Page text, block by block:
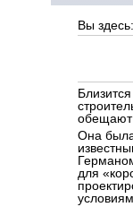
Вы здесь:
обещают
Она
для